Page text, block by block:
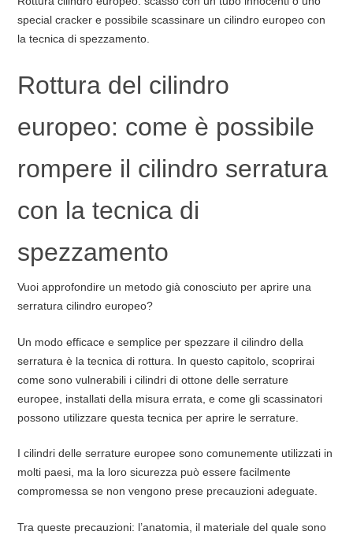
special cracker e possibile scassinare un cilindro europeo con
la tecnica di spezzamento.
Rottura del cilindro
europeo: come è possibile
rompere il cilindro serratura
con la tecnica di
spezzamento
Vuoi approfondire un metodo già conosciuto per aprire una
serratura cilindro europeo?
Un modo efficace e semplice per spezzare il cilindro della
serratura è la tecnica di rottura. In questo capitolo, scoprirai
come sono vulnerabili i cilindri di ottone delle serrature
europee, installati della misura errata, e come gli scassinatori
possono utilizzare questa tecnica per aprire le serrature.
I cilindri delle serrature europee sono comunemente utilizzati in
molti paesi, ma la loro sicurezza può essere facilmente
compromessa se non vengono prese precauzioni adeguate.
Tra queste precauzioni: l’anatomia, il materiale del quale sono